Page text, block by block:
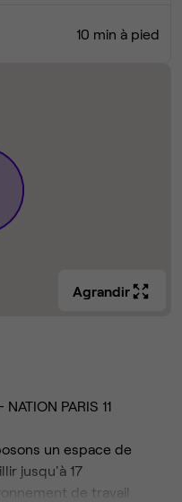
10 min à pied
Agrandir
NATION PARIS 11
un espace de
jusqu'à 17
de travail